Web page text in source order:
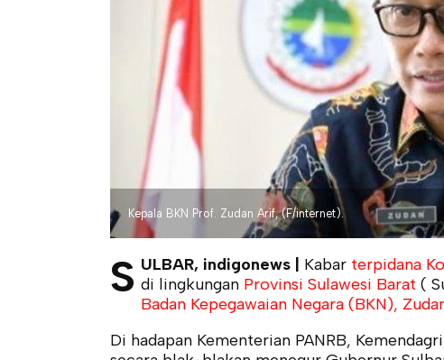
Kepala BKN Prof. Zudan Arif, (F/internet).
S ULBAR, indigonews | Kabar terpidana
di lingkungan Provinsi Sulawesi Barat (
Badan Kepegawaian Negara (BKN),
Di hadapan Kementerian PANRB,